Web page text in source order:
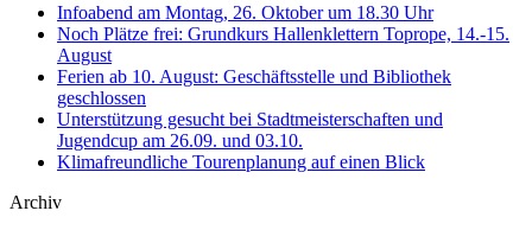
Infoabend am Montag, 26. Oktober um 18.30 Uhr
Noch Plätze frei: Grundkurs Hallenklettern Toprope, 14.-15.
August
Ferien ab 10. August: Geschäftsstelle und Bibliothek
geschlossen
Unterstützung gesucht bei Stadtmeisterschaften und
Jugendcup am 26.09. und 03.10.
Klimafreundliche Tourenplanung auf einen Blick
Archiv